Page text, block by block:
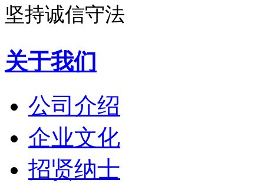
坚持诚信守法
关于我们
公司介绍
企业文化
招贤纳士